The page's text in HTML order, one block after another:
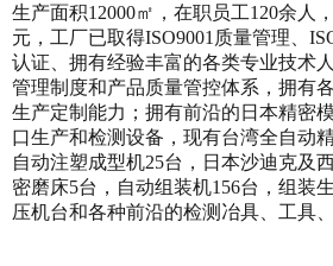
生产面积12000㎡，在职员工120余人
元，工厂已取得ISO9001质量管理、
认证、拥有经验丰富的各类专业技术
管理制度和产品质量管控体系，拥有
生产定制能力；拥有前沿的日本精密
口生产和检测设备，现有台湾全自动
自动注塑成型机25台，日本沙迪克及
密磨床5台，自动组装机156台，组装
压机台和各种前沿的检测冶具、工具